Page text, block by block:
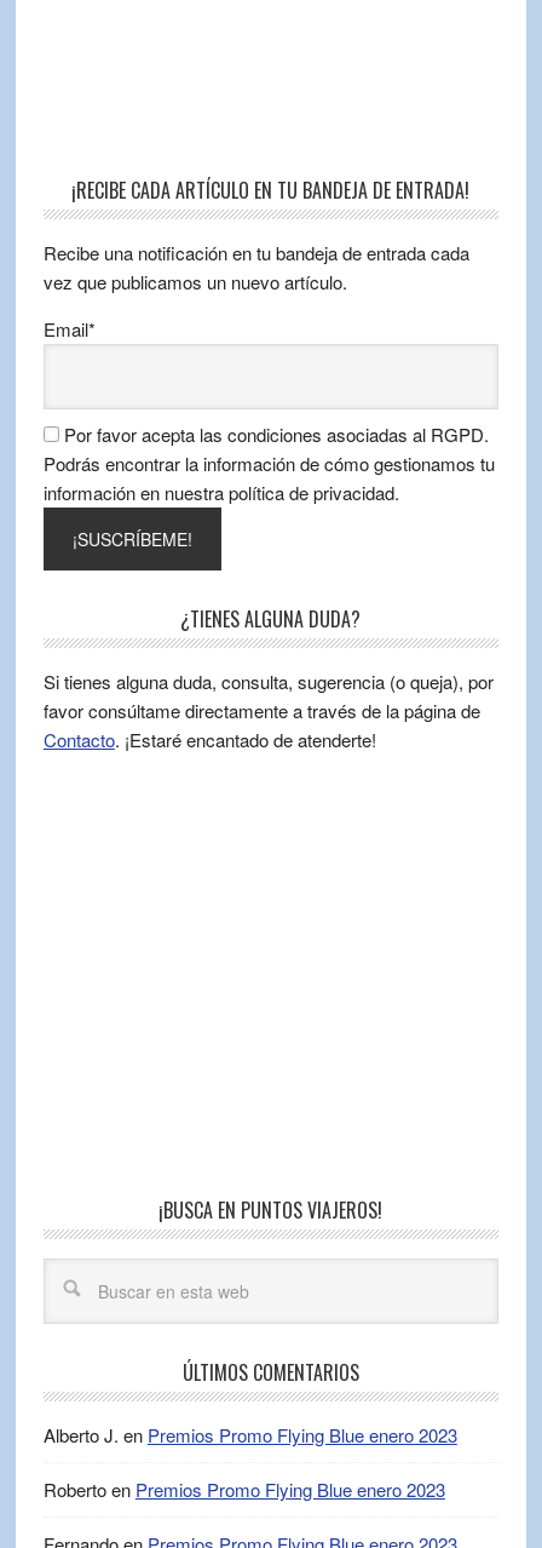
¡RECIBE CADA ARTÍCULO EN TU BANDEJA DE ENTRADA!
Recibe una notificación en tu bandeja de entrada cada
vez que publicamos un nuevo artículo.
Email*
Por favor acepta las condiciones asociadas al RGPD.
Podrás encontrar la información de cómo gestionamos tu
información en nuestra política de privacidad.
¿TIENES ALGUNA DUDA?
Si tienes alguna duda, consulta, sugerencia (o queja), por
favor consúltame directamente a través de la página de
Contacto. ¡Estaré encantado de atenderte!
¡BUSCA EN PUNTOS VIAJEROS!
ÚLTIMOS COMENTARIOS
Alberto J. en Premios Promo Flying Blue enero 2023
Robertoen Premios Promo Flying Blue enero 2023